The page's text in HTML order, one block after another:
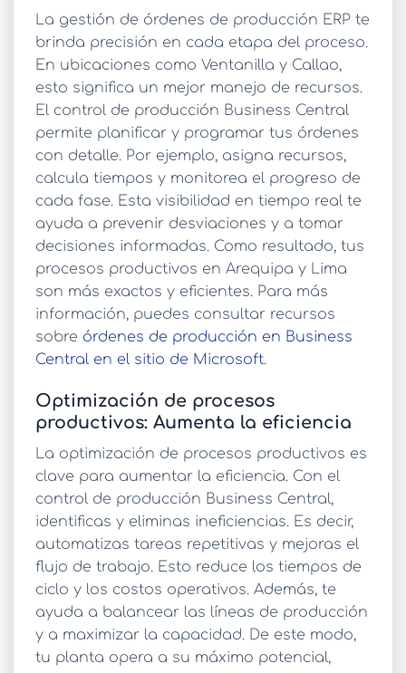
La gestión de órdenes de producción ERP te
brinda precisión en cada etapa del proceso.
En ubicaciones como Ventanilla y Callao,
esto significa un mejor manejo de recursos.
El control de producción Business Central
permite planificar y programar tus órdenes
con detalle. Por ejemplo, asigna recursos,
calcula tiempos y monitorea el progreso de
cada fase. Esta visibilidad en tiempo real te
ayuda a prevenir desviaciones y a tomar
decisiones informadas. Como resultado, tus
procesos productivos en Arequipa y Lima
son más exactos y eficientes. Para más
información, puedes consultar recursos
sobre órdenes de producción en Business
Central en el sitio de Microsoft.
Optimización de procesos
productivos: Aumenta la eficiencia
La optimización de procesos productivos es
clave para aumentar la eficiencia. Con el
control de producción Business Central,
identificas y eliminas ineficiencias. Es decir,
automatizas tareas repetitivas y mejoras el
flujo de trabajo. Esto reduce los tiempos de
ciclo y los costos operativos. Además, te
ayuda a balancear las líneas de producción
y a maximizar la capacidad. De este modo,
tu planta opera a su máximo potencial,